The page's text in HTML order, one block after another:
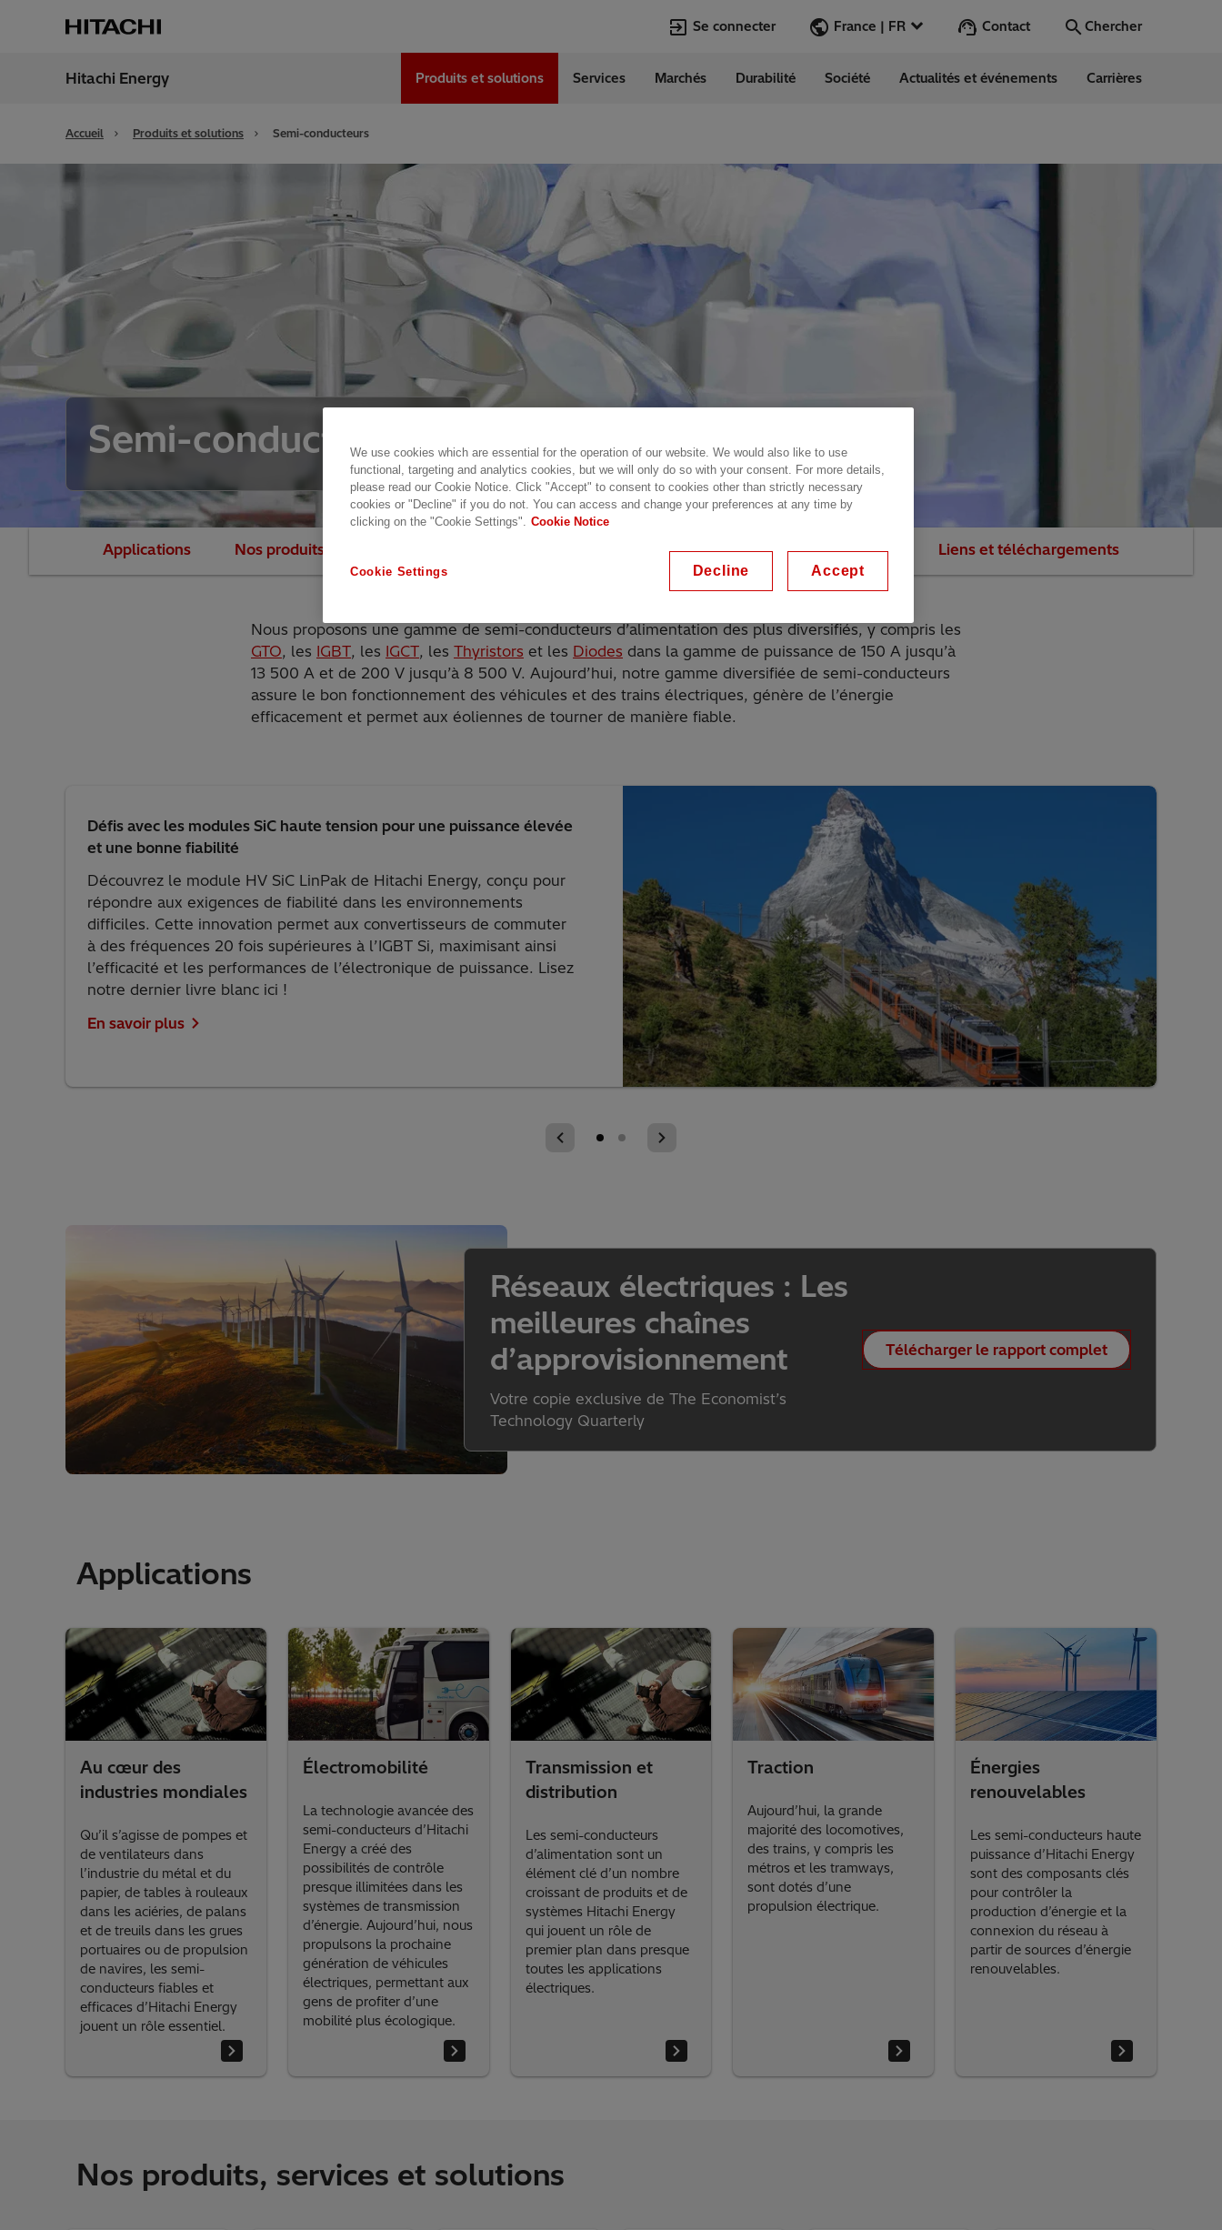
Se connecter France | FR
France
Contact Chercher
Transformers
Jobs
Lumada
HVDC
Events & Webinars
Renewable Energy
Cybersecurity
Hitachi Energy Produits et solutions Services Marchés Durabilité Société Actualités et événements Carrières
Accueil Produits et solutions Semi-conducteurs
Semi-conducteurs
Applications Nos produits, services et solutions Actualités sur les semi-conducteurs Nos vidéos Liens et téléchargements
Nous proposons une gamme de semi-conducteurs d’alimentation des plus diversifiés, y compris les
GTO, les IGBT, les IGCT, les Thyristors et les Diodes dans la gamme de puissance de 150 A jusqu’à
13 500 A et de 200 V jusqu’à 8 500 V. Aujourd’hui, notre gamme diversifiée de semi-conducteurs
assure le bon fonctionnement des véhicules et des trains électriques, génère de l’énergie
efficacement et permet aux éoliennes de tourner de manière fiable.
Défis avec les modules SiC haute tension pour une puissance élevée
et une bonne fiabilité
Découvrez le module HV SiC LinPak de Hitachi Energy, conçu pour
répondre aux exigences de fiabilité dans les environnements
difficiles. Cette innovation permet aux convertisseurs de commuter
à des fréquences 20 fois supérieures à l’IGBT Si, maximisant ainsi
l’efficacité et les performances de l’électronique de puissance. Lisez
notre dernier livre blanc ici !
En savoir plus
Réseaux électriques : Les
meilleures chaînes
d’approvisionnement
Votre copie exclusive de The Economist’s
Technology Quarterly
Télécharger le rapport complet
Applications
Au cœur des
industries mondiales
Qu’il s’agisse de pompes et
de ventilateurs dans
l’industrie du métal et du
papier, de tables à rouleaux
dans les aciéries, de palans
et de treuils dans les grues
portuaires ou de propulsion
de navires, les semi-
conducteurs fiables et
efficaces d’Hitachi Energy
jouent un rôle essentiel.
Électromobilité
La technologie avancée des
semi-conducteurs d’Hitachi
Energy a créé des
possibilités de contrôle
presque illimitées dans les
systèmes de transmission
d’énergie. Aujourd’hui, nous
propulsons la prochaine
génération de véhicules
électriques, permettant aux
gens de profiter d’une
mobilité plus écologique.
Transmission et
distribution
Les semi-conducteurs
d’alimentation sont un
élément clé d’un nombre
croissant de produits et de
systèmes Hitachi Energy
qui jouent un rôle de
premier plan dans presque
toutes les applications
électriques.
Traction
Aujourd’hui, la grande
majorité des locomotives,
des trains, y compris les
métros et les tramways,
sont dotés d’une
propulsion électrique.
Énergies
renouvelables
Les semi-conducteurs haute
puissance d’Hitachi Energy
sont des composants clés
pour contrôler la
production d’énergie et la
connexion du réseau à
partir de sources d’énergie
renouvelables.
Nos produits, services et solutions
We use cookies which are essential for the operation of our website. We would also like to use
functional, targeting and analytics cookies, but we will only do so with your consent. For more details,
please read our Cookie Notice. Click "Accept" to consent to cookies other than strictly necessary
cookies or "Decline" if you do not. You can access and change your preferences at any time by
clicking on the "Cookie Settings". Cookie Notice
Cookie Settings Decline Accept